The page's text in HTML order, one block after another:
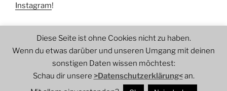
Instagram!
datenschutzerklärung Stolz präsentiert von WordPress
Diese Seite ist ohne Cookies nicht zu haben.
Wenn du etwas darüber und unseren Umgang mit deinen
sonstigen Daten wissen möchtest:
Schau dir unsere >Datenschutzerklärung<an.